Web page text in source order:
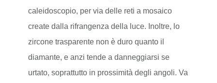
caleidoscopio, per via delle reti a mosaico
create dalla rifrangenza della luce. Inoltre, lo
zircone trasparente non è duro quanto il
diamante, e anzi tende a danneggiarsi se
urtato, soprattutto in prossimità degli angoli. Va